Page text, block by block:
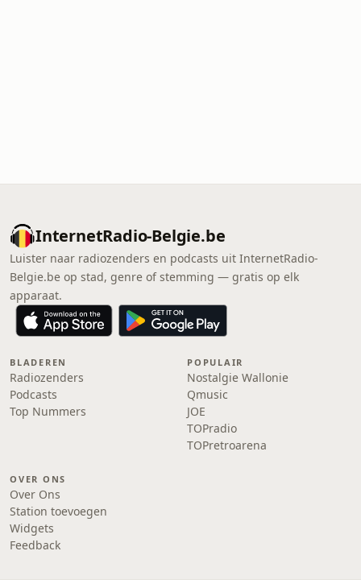
InternetRadio-Belgie.be
Luister naar radiozenders en podcasts uit InternetRadio-
Belgie.be op stad, genre of stemming — gratis op elk
apparaat.
BLADEREN
Radiozenders
Podcasts
Top Nummers
POPULAIR
Nostalgie Wallonie
Qmusic
JOE
TOPradio
TOPretroarena
OVER ONS
Over Ons
Station toevoegen
Widgets
Feedback